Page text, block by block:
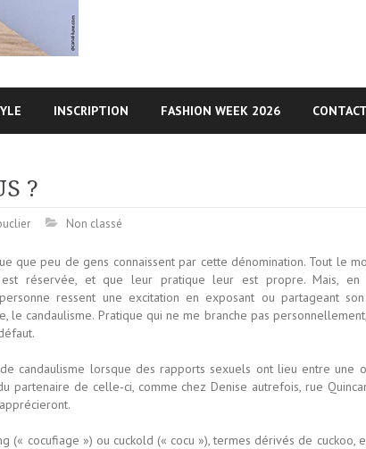
INSCRIPTION FASHION WEEK 2026
?
Non classé
que peu de gens connaissent par cette dénomination. Tout le
réservée, et que leur pratique leur est propre. Mais, en
ressent une excitation en exposant ou partageant
le candaulisme. Pratique qui ne me branche pas
candaulisme lorsque des rapports sexuels ont lieu entre une
partenaire de celle-ci, comme chez Denise autrefois, rue
(« cocufiage ») ou cuckold (« cocu »), termes dérivés de cuckoo,